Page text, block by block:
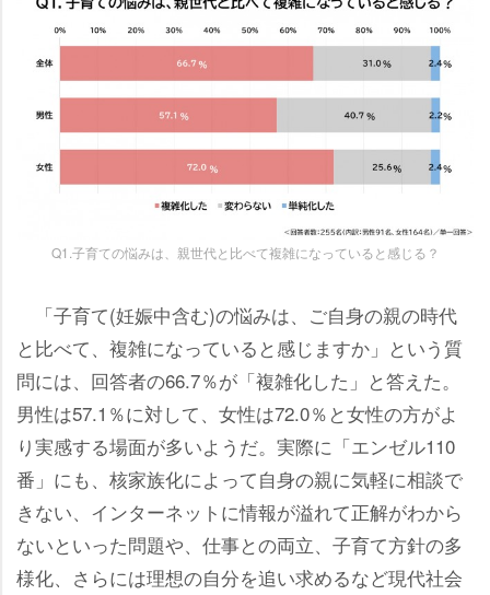
Q1.子育ての悩みは、親世代と比べて複雑になっていると感じる？
「子育て(妊娠中含む)の悩みは、ご自身の親の時代
と比べて、複雑になっていると感じますか」という質
問には、回答者の66.7％が「複雑化した」と答えた。
男性は57.1％に対して、女性は72.0％と女性の方がよ
り実感する場面が多いようだ。実際に「エンゼル110
番」にも、核家族化によって自身の親に気軽に相談で
きない、インターネットに情報が溢れて正解がわから
ないといった問題や、仕事との両立、子育て方針の多
様化、さらには理想の自分を追い求めるなど現代社会